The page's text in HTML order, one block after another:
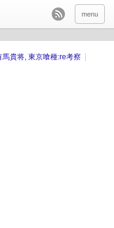
menu
馬貴将, 東京喰種:re考察